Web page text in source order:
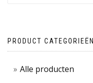
PRODUCT CATEGORIEËN
Alle producten